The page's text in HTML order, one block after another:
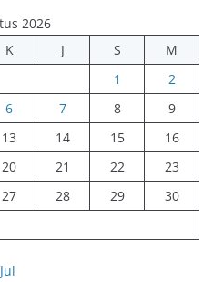
2026
K J S
M
1
2
6 7 8
9
13 14 15
16
20 21 22
23
27 28 29
30